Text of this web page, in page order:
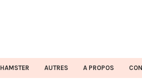
HAMSTER AUTRES A PROPOS